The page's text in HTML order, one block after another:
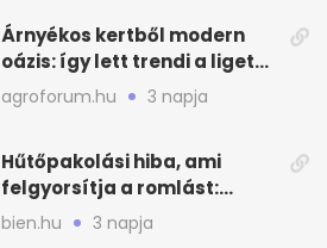
Árnyékos kertből modern
oázis: így lett trendi a ligetes
zöld
agroforum.hu 3 napja
Hűtőpakolási hiba, ami
felgyorsítja a romlást:
zónákra figyelj
bien.hu 3 napja